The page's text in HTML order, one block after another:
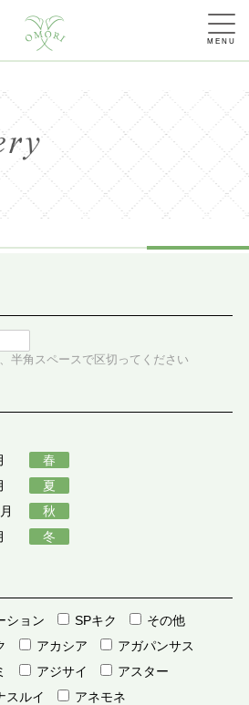
MENU
半角スペースで区切ってください
春
夏
秋
冬
ション SPキク
その他
アカシア
アガパンサス
アジサイ
アスター
スルイ
アネモネ